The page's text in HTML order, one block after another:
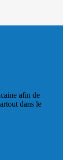
afin de
dans le